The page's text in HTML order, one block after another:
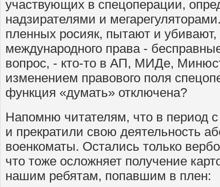
участвующих в спецоперации,
надзирателями и
пленных росияк, пытают и убивают,
международного права -
вопрос, - кто-то в АП, МИДе,
изменением правового поля
функция «думать» отключена?
Напомню читателям, что в период
и прекратили свою деятельность
военкоматы. Остались только
что тоже осложняет получение
нашим ребятам, попавшим в плен: